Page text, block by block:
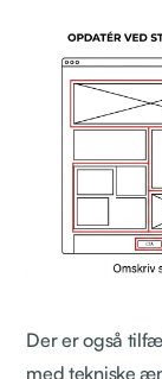
Der er også
med tekniske